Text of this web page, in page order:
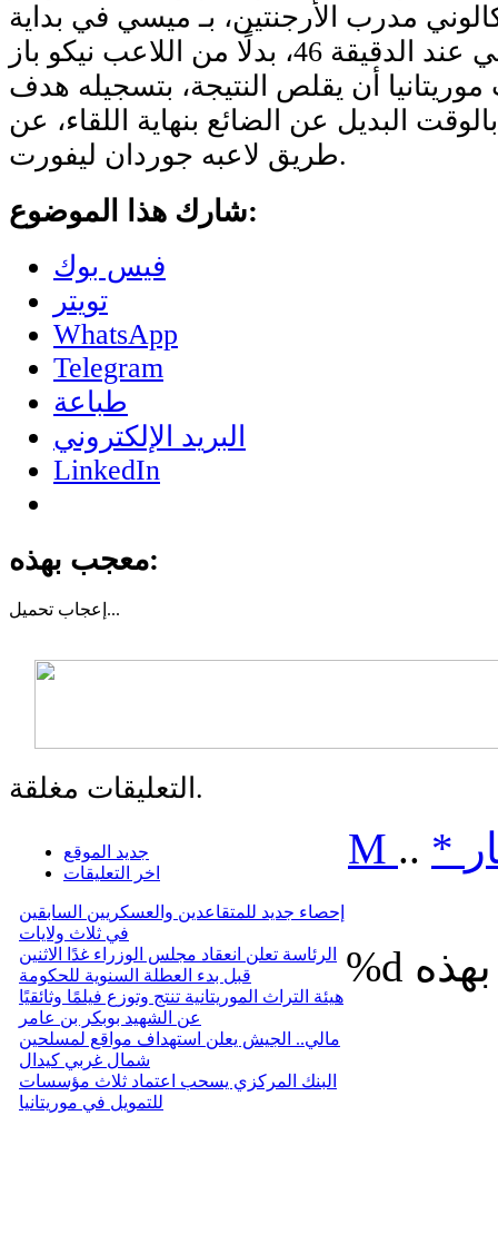
مدرب الأرجنتين، بـ ميسي في بداية
أن يقلص النتيجة، بتسجيله هدف
البديل عن الضائع بنهاية اللقاء، عن
طريق لاعبه جوردان ليفورت.
شارك هذا الموضوع:
فيس بوك
تويتر
WhatsApp
Telegram
طباعة
البريد الإلكتروني
LinkedIn
معجب بهذه:
إعجاب تحميل...
التعليقات مغلقة.
جديد الموقع
اخر التعليقات
إحصاء جديد للمتقاعدين والعسكريين السابقين
في ثلاث ولايات
الرئاسة تعلن انعقاد مجلس الوزراء غدًا الاثنين
قبل بدء العطلة السنوية للحكومة
هيئة التراث الموريتانية تنتج وتوزع فيلمًا وثائقيًا
عن الشهيد بوبكر بن عامر
مالي.. الجيش يعلن استهداف مواقع لمسلحين
شمال غربي كيدال
البنك المركزي يسحب اعتماد ثلاث مؤسسات
للتمويل في موريتانيا
M .. *
%d